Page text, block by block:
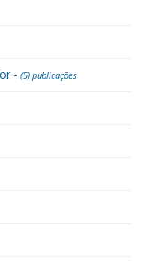
- (5) publicações